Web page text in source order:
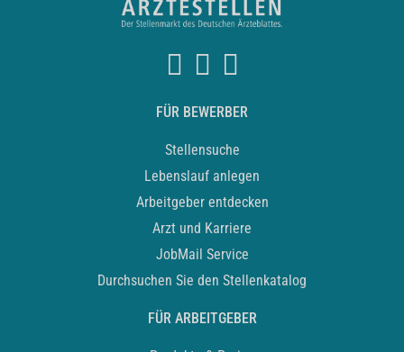
FÜR BEWERBER
Stellensuche
Lebenslauf anlegen
Arbeitgeber entdecken
Arzt und Karriere
JobMail Service
Durchsuchen Sie den Stellenkatalog
FÜR ARBEITGEBER